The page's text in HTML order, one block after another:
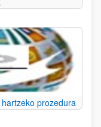
prozedura